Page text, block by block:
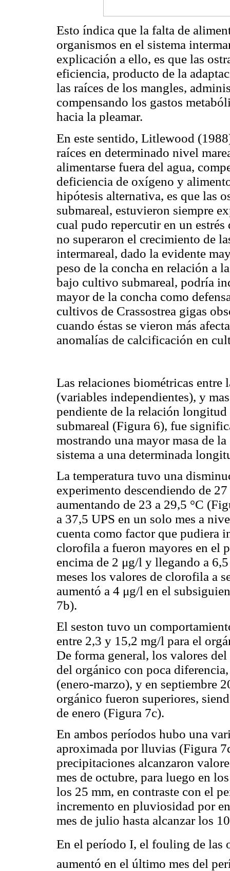
Esto índica que la falta de
organismos en el sistema
explicación a ello, es que las
eficiencia, producto de la
las raíces de los mangles,
compensando los gastos
hacia la pleamar.
En este sentido, Litlewood
raíces en determinado nivel
alimentarse fuera del agua,
deficiencia de oxígeno y
hipótesis alternativa, es que las
submareal, estuvieron siempre
cual pudo repercutir en un
no superaron el crecimiento de
intermareal, dado la evidente
peso de la concha en relación a
bajo cultivo submareal, podría
mayor de la concha como
cultivos de Crassostrea gigas
cuando éstas se vieron más
anomalías de calcificación en
Las relaciones biométricas entre
(variables independientes), y
pendiente de la relación longitud
submareal (Figura 6), fue
mostrando una mayor masa de
sistema a una determinada
La temperatura tuvo una
experimento descendiendo de
aumentando de 23 a 29,5 °C
a 37,5 UPS en un solo mes a
cuenta como factor que pudiera
clorofila a fueron mayores en el
encima de 2 μg/l y llegando a
meses los valores de clorofila a
aumentó a 4 μg/l en el
7b).
El seston tuvo un
entre 2,3 y 15,2 mg/l para el
De forma general, los valores
del orgánico con poca
(enero-marzo), y en septiembre
orgánico fueron superiores,
de enero (Figura 7c).
En ambos períodos hubo una
aproximada por lluvias (Figura
precipitaciones alcanzaron
mes de octubre, para luego en
los 25 mm, en contraste con el
incremento en pluviosidad por
mes de julio hasta alcanzar los
En el período I, el fouling de
aumentó en el último mes del